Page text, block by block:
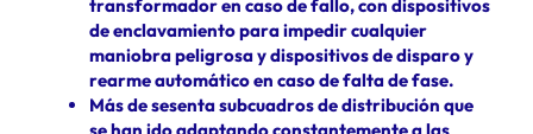
transformador en caso de fallo, con dispositivos
de enclavamiento para impedir cualquier
maniobra peligrosa y dispositivos de disparo y
rearme automático en caso de falta de fase.
Más de sesenta subcuadros de distribución que